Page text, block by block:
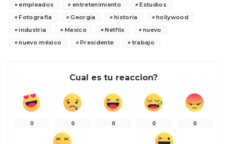
empleados
entretenimiento
Estudios
Fotografía
Georgia historia
hollywood
industria
Mexico Netflix
nuevo
nuevo méxico
Presidente trabajo
Cual es tu reaccion?
0 0 0 0 0